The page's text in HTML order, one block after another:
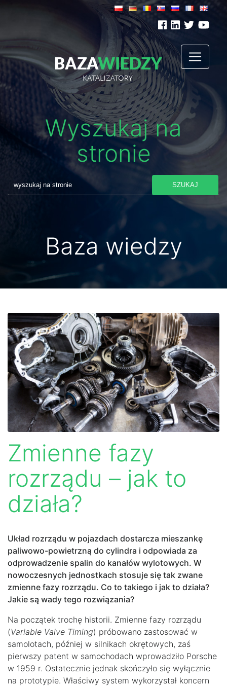
Wyszukaj na
stronie
SZUKAJ
Baza wiedzy
Zmienne fazy
rozrządu – jak to
działa?
Układ rozrządu w pojazdach dostarcza mieszankę
paliwowo-powietrzną do cylindra i odpowiada za
odprowadzenie spalin do kanałów wylotowych. W
nowoczesnych jednostkach stosuje się tak zwane
zmienne fazy rozrządu. Co to takiego i jak to działa?
Jakie są wady tego rozwiązania?
Na początek trochę historii. Zmienne fazy rozrządu
(Variable Valve Timing) próbowano zastosować w
samolotach, później w silnikach okrętowych, zaś
pierwszy patent w samochodach wprowadziło Porsche
w 1959 r. Ostatecznie jednak skończyło się wyłącznie
na prototypie. Właściwy system wykorzystał koncern